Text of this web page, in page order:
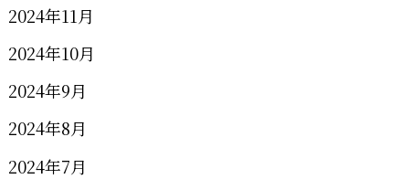
2024年11月
2024年10月
2024年9月
2024年8月
2024年7月